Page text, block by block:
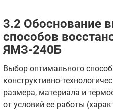
3.2 Обоснование
способов
ЯМЗ-240Б
Выбор оптимального
конструктивно-
размера, материала и
от условий ее работы